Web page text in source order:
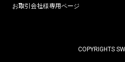
お取引会社様専用ページ
COPYRIGHTS